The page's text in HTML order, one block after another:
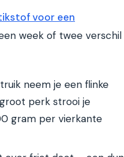
voor een
week of twee verschil
neem je een flinke
perk strooi je
gram per vierkante